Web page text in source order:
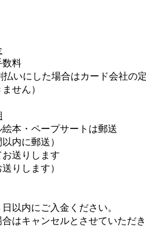
数料
いにした場合はカード会社の
せん）
本・ペープサートは郵送
内に郵送）
送りします
りします）
以内にご入金ください。
はキャンセルとさせていただ